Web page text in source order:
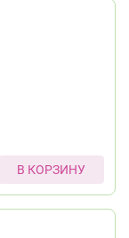
В КОРЗИНУ